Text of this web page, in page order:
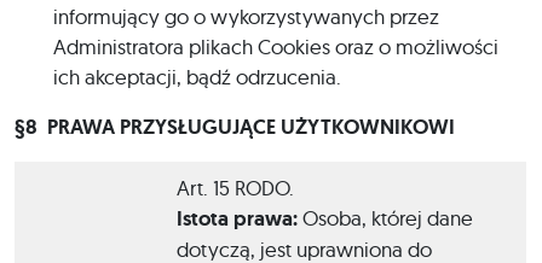
informujący go o wykorzystywanych przez
Administratora plikach Cookies oraz o możliwości
ich akceptacji, bądź odrzucenia.
§8 PRAWA PRZYSŁUGUJĄCE UŻYTKOWNIKOWI
Art. 15 RODO.
Istota prawa:Osoba, której dane
dotyczą, jest uprawniona do